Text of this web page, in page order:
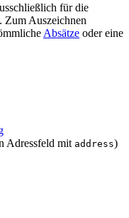
für die
Zum Auszeichnen
Absätze oder eine
Adressfeld mit address)